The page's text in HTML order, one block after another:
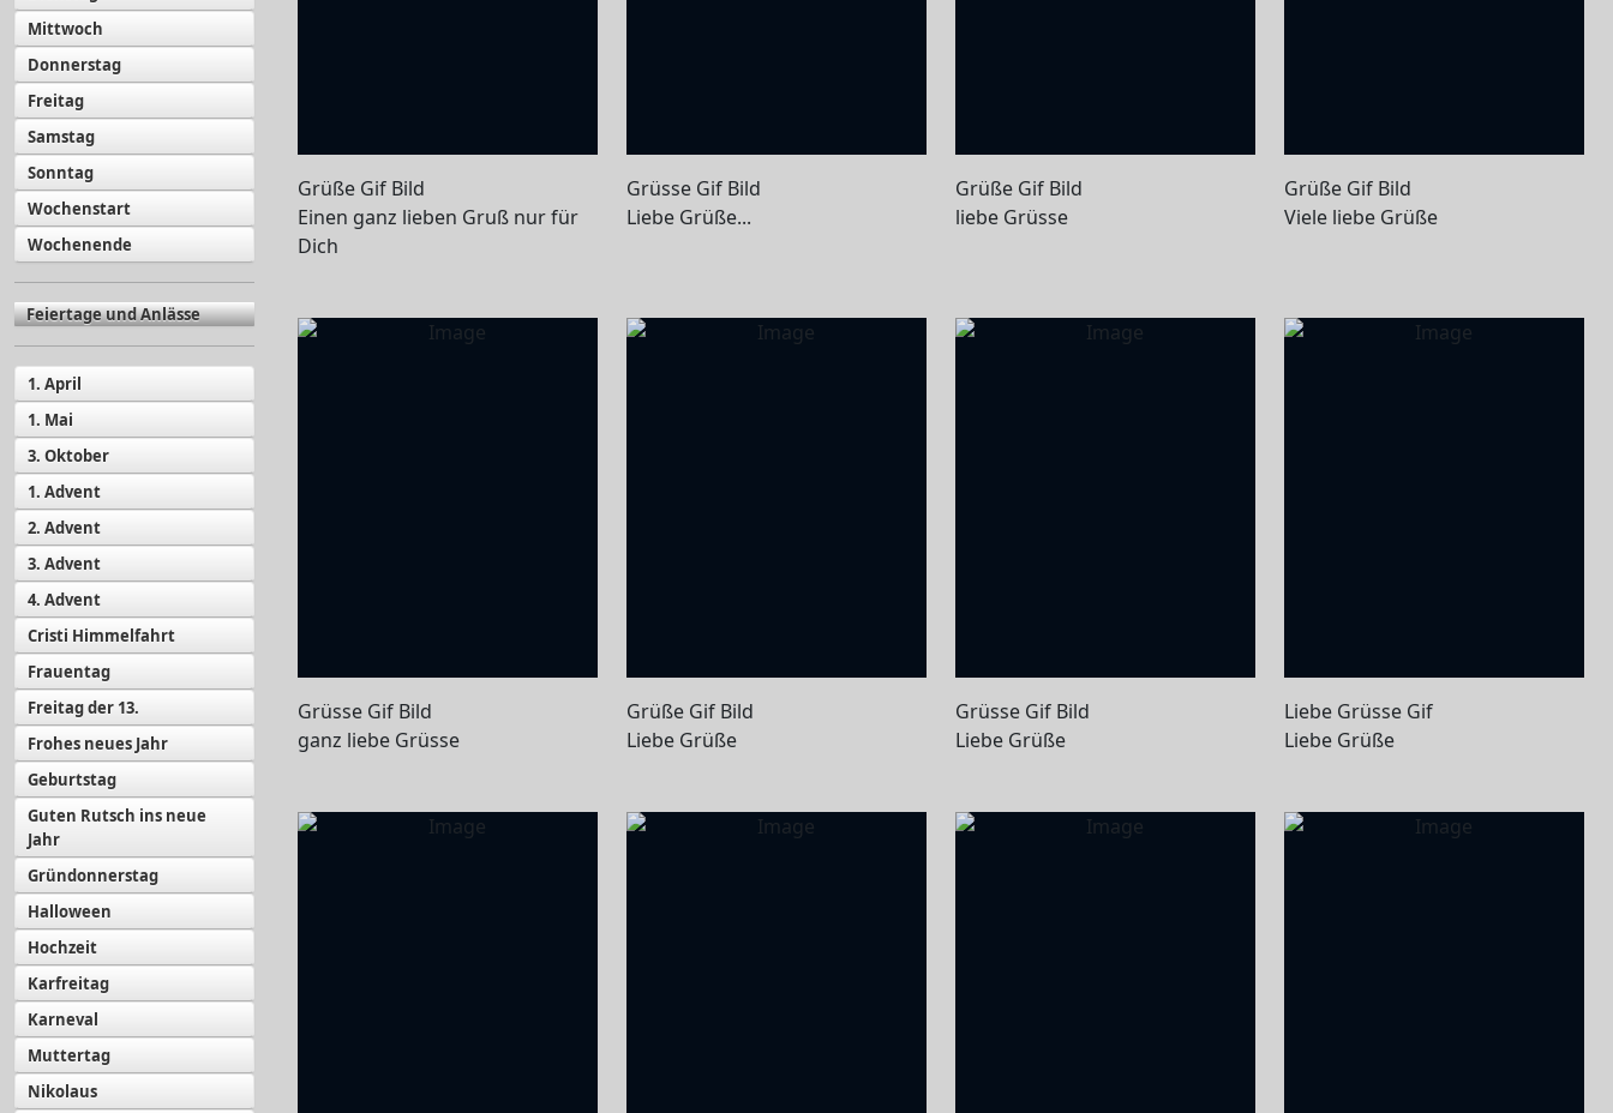
Mittwoch
Donnerstag
Freitag
Samstag
Sonntag
Wochenstart
Wochenende
Feiertage und Anlässe
1. April
1. Mai
3. Oktober
1. Advent
2. Advent
3. Advent
4. Advent
Cristi Himmelfahrt
Frauentag
Freitag der 13.
Frohes neues Jahr
Geburtstag
Guten Rutsch ins neue
Jahr
Gründonnerstag
Halloween
Hochzeit
Karfreitag
Karneval
Muttertag
Nikolaus
Grüße Gif Bild
Einen ganz lieben Gruß nur für
Dich
Grüsse Gif Bild
Liebe Grüße...
Grüße Gif Bild
liebe Grüsse
Grüße Gif Bild
Viele liebe Grüße
Grüsse Gif Bild
ganz liebe Grüsse
Grüße Gif Bild
Liebe Grüße
Grüsse Gif Bild
Liebe Grüße
Liebe Grüsse Gif
Liebe Grüße